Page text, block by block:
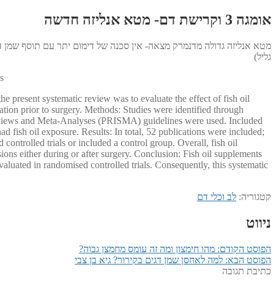
אומגה 3 וקרישת דם- מטא אנליזה חדשה
מטא אנליזה גדולה מדנמרק מצאה- אין סכנה של דימום יתר עם תוסף שמן
גליל)
present systematic review was to evaluate the effect of fish oil
prior to surgery. Methods: Studies were identified through
and Meta-Analyses (PRISMA) guidelines were used. Included
fish oil exposure. Results: In total, 52 publications were included;
controlled trials or included a control group. Overall, fish oil
either during or after surgery. Conclusion: Fish oil supplements
in randomised controlled trials. Consequently, this systematic
קטגוריה: לב וכלי דם
ניווט
הפוסט הקודם: מהו חימצון ומה זה עומס מחמצן גבוה?
הפוסט הבא: למה לאחסן שמן דגים בקירור? גיא בן צבי
כתיבת תגובה